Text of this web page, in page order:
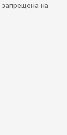
запрещена на